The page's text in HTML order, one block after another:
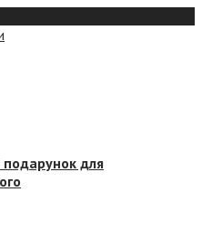
подарунок для